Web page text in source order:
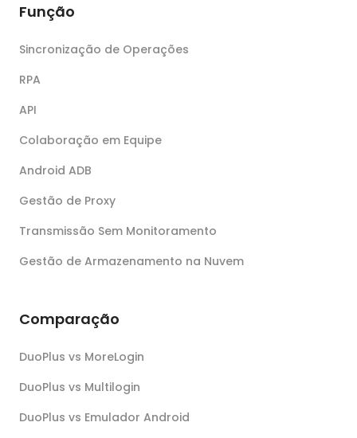
Função
Sincronização de Operações
RPA
API
Colaboração em Equipe
Android ADB
Gestão de Proxy
Transmissão Sem Monitoramento
Gestão de Armazenamento na Nuvem
Comparação
DuoPlus vs MoreLogin
DuoPlus vs Multilogin
DuoPlus vs Emulador Android